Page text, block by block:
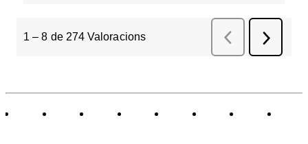
1 – 8 de 274 Valoracions Anterior Valoracions
Següent